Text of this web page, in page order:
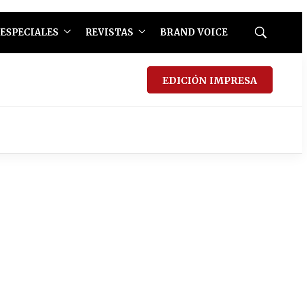
ESPECIALES REVISTAS BRAND VOICE
Mostrar
EDICIÓN IMPRESA